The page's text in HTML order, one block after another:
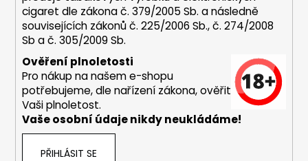
D
o
u
cigaret dle zákona č. 379/2005 Sb. a následně
souvisejících zákonů č. 225/2006 Sb., č. 274/2008
Sb a č. 305/2009 Sb.
Ověření plnoletosti
Pro nákup na našem e-shopu
potřebujeme, dle nařízení zákona, ověřit
Vaši plnoletost.
Vaše osobní údaje nikdy neukládáme!
PŘIHLÁSIT SE